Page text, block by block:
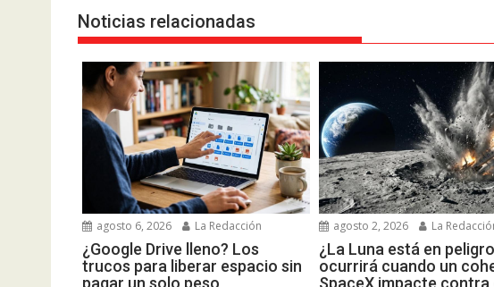
Noticias relacionadas
agosto 6, 2026 La Redacción
¿Google Drive lleno? Los
trucos para liberar espacio sin
pagar un solo peso
agosto 2, 2026 La
¿La Luna está en
ocurrirá cuando un
SpaceX impacte contra